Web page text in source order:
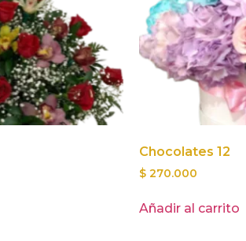
Chocolates 12
$ 270.000
Añadir al carrito